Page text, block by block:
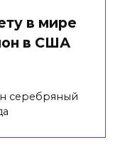
в мире
в США
серебряный